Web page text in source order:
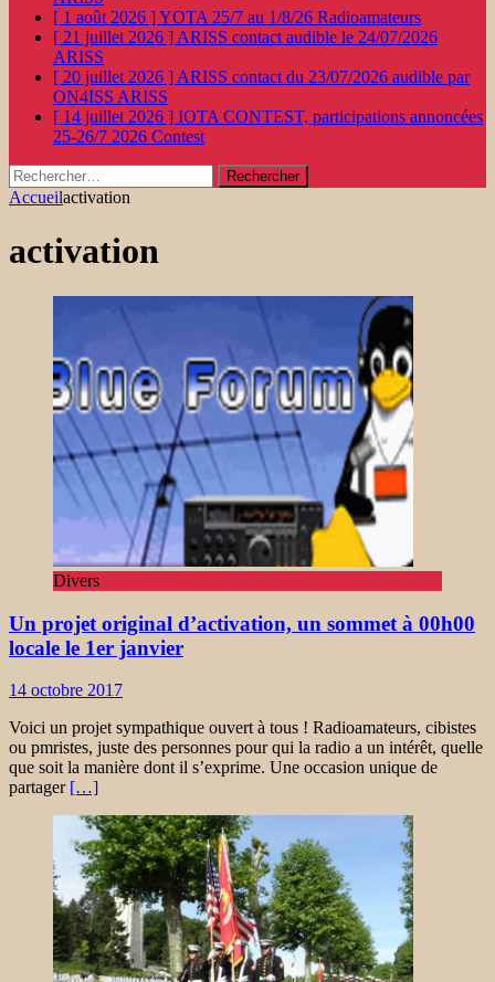
[ 1 août 2026 ]YOTA 25/7 au 1/8/26 Radioamateurs
[ 21 juillet 2026 ] ARISS contact audible le 24/07/2026
ARISS
[ 20 juillet 2026 ] ARISS contact du 23/07/2026 audible par
ON4ISS ARISS
[ 14 juillet 2026 ] IOTA CONTEST, participations annoncées
25-26/7 2026 Contest
Rechercher :
Accueilactivation
activation
Divers
Un projet original d’activation, un sommet à 00h00
locale le 1er janvier
14 octobre 2017
Voici un projet sympathique ouvert à tous ! Radioamateurs, cibistes
ou pmristes, juste des personnes pour qui la radio a un intérêt, quelle
que soit la manière dont il s’exprime. Une occasion unique de
partager […]